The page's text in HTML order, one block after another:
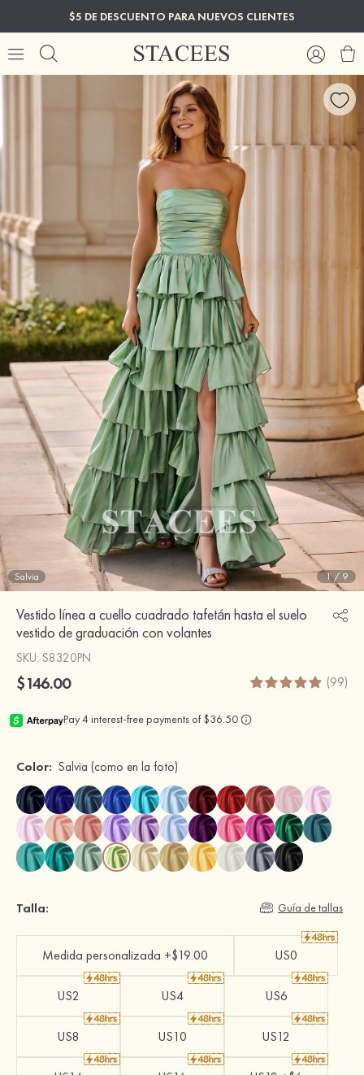
$5 DE DESCUENTO PARA NUEVOS CLIENTES
Salvia 1/ 9
Vestido línea a cuello cuadrado tafetán hasta el suelo
vestido de graduación con volantes
SKU: S8320PN
$146.00 (99)
Color: Salvia (como en la foto)
Talla: Guía de tallas
Medida personalizada +$19.00 US0
US2 US4 US6
US8 US10 US12